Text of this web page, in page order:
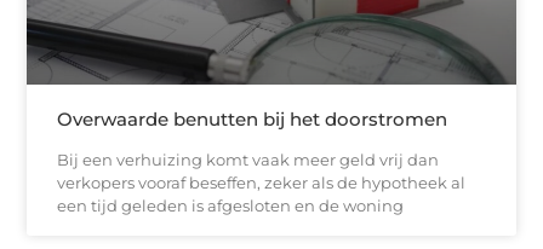
Overwaarde benutten bij het doorstromen
Bij een verhuizing komt vaak meer geld vrij dan
verkopers vooraf beseffen, zeker als de hypotheek al
een tijd geleden is afgesloten en de woning